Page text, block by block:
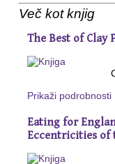
Več kot knjig
The Best of Clay
Prikaži podrobnosti
Eating for
Eccentricities of